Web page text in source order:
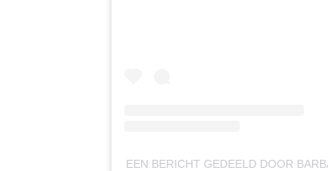
EEN BERICHT GEDEELD DOOR